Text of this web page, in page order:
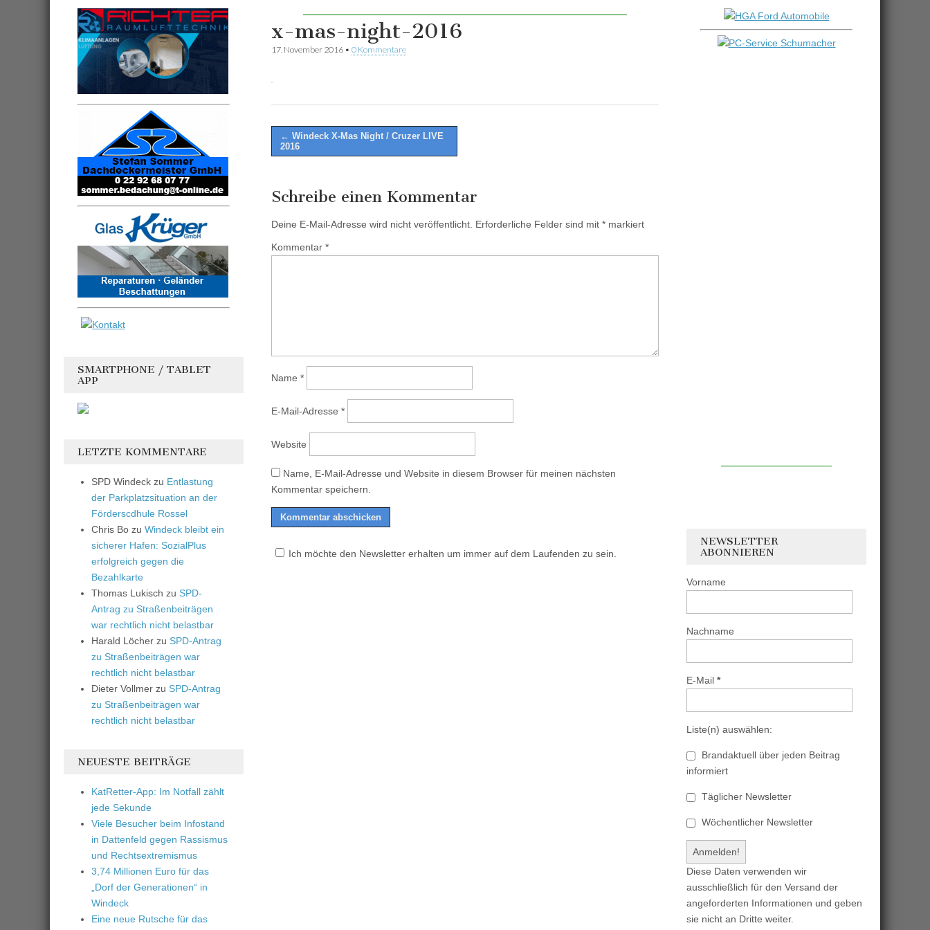
x-mas-night-2016
17. November 2016 • 0 Kommentare
Post
navigation
← Windeck X-Mas Night / Cruzer LIVE
2016
Schreibe einen Kommentar
Deine E-Mail-Adresse wird nicht veröffentlicht. Erforderliche Felder sind mit * markiert
Kommentar *
Name *
E-Mail-Adresse *
Website
Name, E-Mail-Adresse und Website in diesem Browser für meinen nächsten
Kommentar speichern.
Ich möchte den Newsletter erhalten um immer auf dem Laufenden zu sein.
SMARTPHONE / TABLET
APP
LETZTE KOMMENTARE
SPD Windeck zu Entlastung
der Parkplatzsituation an der
Förderscdhule Rossel
Chris Bo zu Windeck bleibt ein
sicherer Hafen: SozialPlus
erfolgreich gegen die
Bezahlkarte
Thomas Lukisch zu SPD-
Antrag zu Straßenbeiträgen
war rechtlich nicht belastbar
Harald Löcher zu SPD-Antrag
zu Straßenbeiträgen war
rechtlich nicht belastbar
Dieter Vollmer zu SPD-Antrag
zu Straßenbeiträgen war
rechtlich nicht belastbar
NEUESTE BEITRÄGE
KatRetter-App: Im Notfall zählt
jede Sekunde
Viele Besucher beim Infostand
in Dattenfeld gegen Rassismus
und Rechtsextremismus
3,74 Millionen Euro für das
„Dorf der Generationen“ in
Windeck
Eine neue Rutsche für das
NEWSLETTER
ABONNIEREN
Vorname
Nachname
E-Mail *
Liste(n) auswählen:
Brandaktuell über jeden Beitrag
informiert
Täglicher Newsletter
Wöchentlicher Newsletter
Diese Daten verwenden wir
ausschließlich für den Versand der
angeforderten Informationen und geben
sie nicht an Dritte weiter.